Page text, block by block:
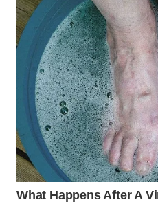
WN
BEKASI
WN
BOGOR
WN
DEPOK
WN
TAPANULI
UTARA